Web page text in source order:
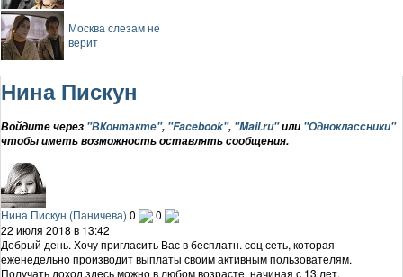
Москва слезам не
верит
Нина Пискун
Войдите через "ВКонтакте", "Facebook", "Mail.ru"или "Одноклассники"
чтобы иметь возможность оставлять сообщения.
Нина Пискун (Паничева) 0
0
22 июля 2018 в 13:42
Добрый день. Хочу пригласить Вас в бесплатн. соц сеть, которая
еженедельно производит выплаты своим активным пользователям.
Получать доход здесь можно в любом возрасте, начиная с 13 лет.